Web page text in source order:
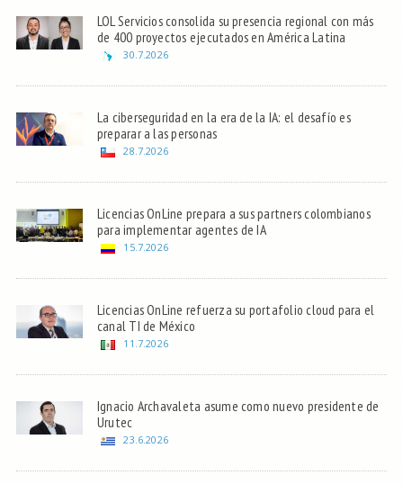
LOL Servicios consolida su presencia regional con más
de 400 proyectos ejecutados en América Latina
30.7.2026
La ciberseguridad en la era de la IA: el desafío es
preparar a las personas
28.7.2026
Licencias OnLine prepara a sus partners colombianos
para implementar agentes de IA
15.7.2026
Licencias OnLine refuerza su portafolio cloud para el
canal TI de México
11.7.2026
Ignacio Archavaleta asume como nuevo presidente de
Urutec
23.6.2026